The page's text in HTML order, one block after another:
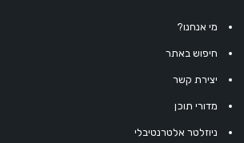
מי אנחנו?
חיפוש באתר
יצירת קשר
מדורי תוכן
ניוזלטר אלטרנטיבלי